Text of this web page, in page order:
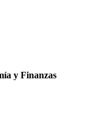
y Finanzas